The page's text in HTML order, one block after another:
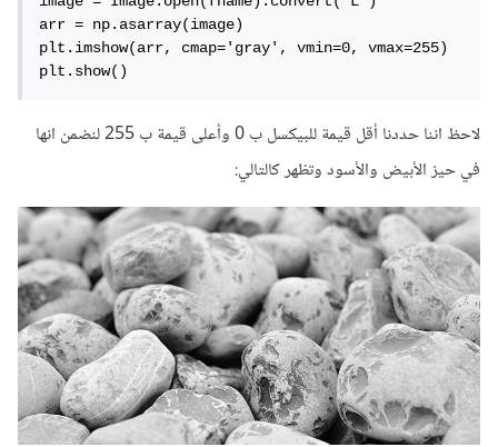
arr = np.asarray(image)
plt.imshow(arr, cmap='gray', vmin=0, vmax=255)
plt.show()
لاحظ اننا حددنا أقل قيمة للبيكسل ب 0 وأعلى قيمة ب 255 لنضمن انها
في حيز الأبيض والأسود وتظهر كالتالي: